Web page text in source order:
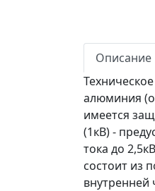
Описание
алюминия
имеется
(1кВ) -
тока до
состоит из